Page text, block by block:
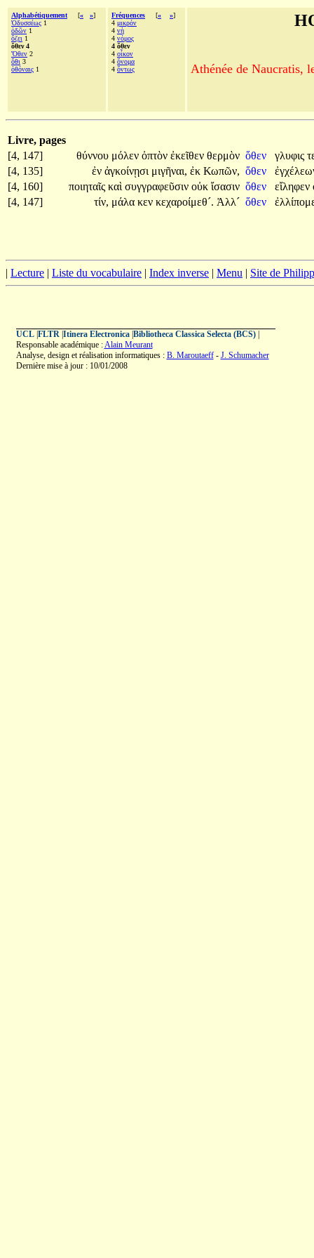
Alphabétiquement [« »]
Ὀδυσσέως 1
ὁδῶν 1
ὄζει 1
ὅθεν 4
Ὅθεν 2
ὅθι 3
ὀθόναις 1
Fréquences [« »]
4 μικρόν
4 νὴ
4 νόμος
4 ὅθεν
4 οἶκον
4 ὄνομα
4 ὄντως Athénée de Naucratis,
Livre, pages
[4, 147]
θύννου μόλεν ὀπτὸν ἐκεῖθεν θερμὸν ὅθεν γλυφις
[4, 135]
ἐν ἀγκοίνῃσι μιγῆναι, ἐκ Κωπῶν, ὅθεν
[4, 160]
ποιηταῖς καὶ συγγραφεῦσιν οὐκ ἴσασιν ὅθεν εἴληφεν
[4, 147]
τίν, μάλα κεν κεχαροίμεθ´. Ἀλλ´ ὅθεν
| Lecture | Liste du vocabulaire | Index inverse | Menu | Site de
UCL| FLTR| Itinera Electronica| Bibliotheca Classica Selecta (BCS)|
Responsable académique :Alain Meurant
Analyse, design et réalisation informatiques : B. Maroutaeff- J. Schumacher
Dernière mise à jour : 10/01/2008